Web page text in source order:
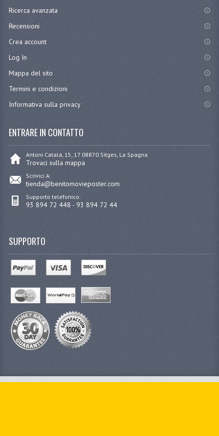
Ricerca avanzata
Recensioni
Crea account
Log In
Mappa del sito
Termini e condizioni
Informativa sulla privacy
ENTRARE IN CONTATTO
Antoni Catalá, 15, 17 08870 Sitges, La Spagna
Trovaci sulla mappa
Scrivici A:
tienda@benitomovieposter.com
Supporto telefonico:
93 894 72 448 - 93 894 72 44
SUPPORTO